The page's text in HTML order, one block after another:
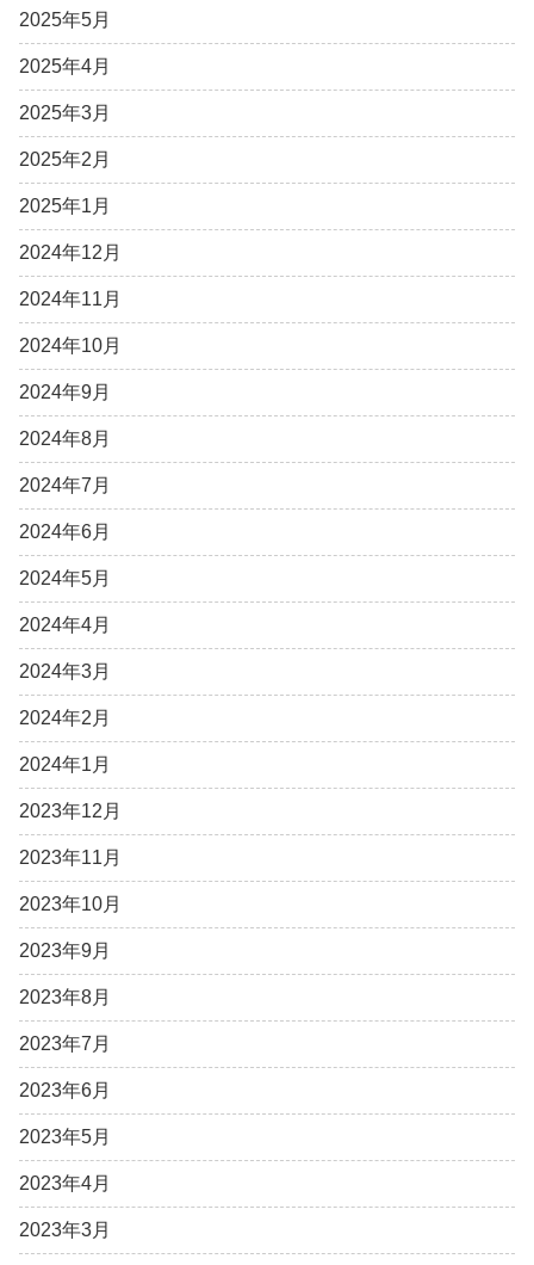
2025年5月
2025年4月
2025年3月
2025年2月
2025年1月
2024年12月
2024年11月
2024年10月
2024年9月
2024年8月
2024年7月
2024年6月
2024年5月
2024年4月
2024年3月
2024年2月
2024年1月
2023年12月
2023年11月
2023年10月
2023年9月
2023年8月
2023年7月
2023年6月
2023年5月
2023年4月
2023年3月